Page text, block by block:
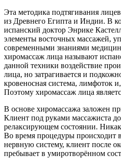
Эта методика подтягивания
из Древнего Египта и Индии. В
испанский доктор Энрике
элементы восточных массажей,
современными знаниями
хиромассаж лица называют
данной техники воздействие
лица, но затрагивается и
кровеносная система, лимфоток
Поэтому хиромассаж лица
В основе хиромассажа заложен
Клиент под руками массажиста
релаксирующем состоянии.
Во время процедуры происходит
нервную систему, клиент после
пребывает в умиротворённом